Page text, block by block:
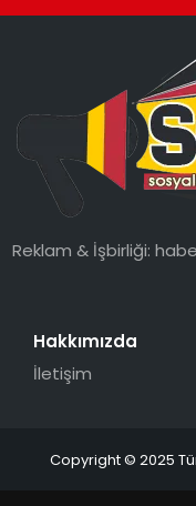
Reklam & İşbirliği:
Hakkımızda
İletişim
Copyright © 2025